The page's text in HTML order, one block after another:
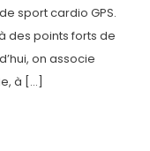
sport cardio GPS.
des points forts de
on associe
à […]